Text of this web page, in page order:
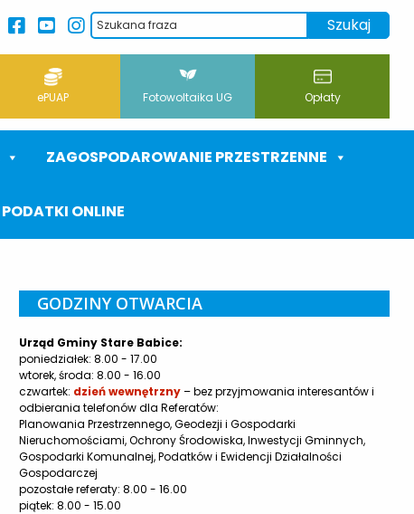
ePUAP Fotowoltaika UG Opłaty
ZAGOSPODAROWANIE PRZESTRZENNE
PODATKI ONLINE
GODZINY OTWARCIA
Urząd Gminy Stare Babice:
poniedziałek: 8.00 - 17.00
wtorek, środa: 8.00 - 16.00
czwartek: dzień wewnętrzny– bez przyjmowania interesantów i
odbierania telefonów dla Referatów:
Planowania Przestrzennego, Geodezji i Gospodarki
Nieruchomościami, Ochrony Środowiska, Inwestycji Gminnych,
Gospodarki Komunalnej, Podatków i Ewidencji Działalności
Gospodarczej
pozostałe referaty: 8.00 - 16.00
piątek: 8.00 - 15.00